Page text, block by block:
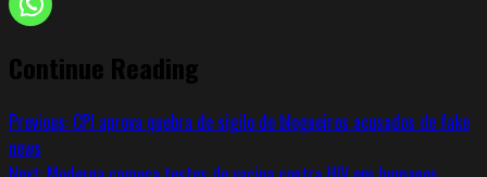
Continue Reading
Previous: CPI aprova quebra de sigilo de blogueiros acusados de fake
news